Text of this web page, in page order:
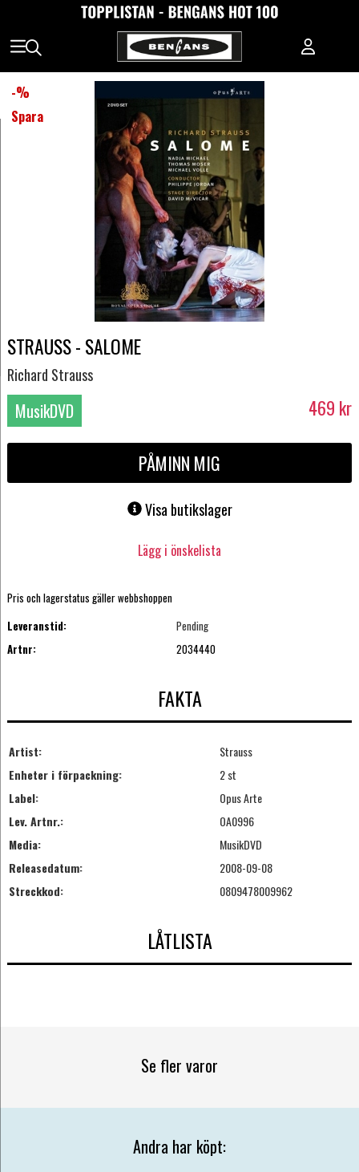
-%
Spara
STRAUSS - SALOME
Richard Strauss
MusikDVD 469 kr
PÅMINN MIG
Visa butikslager
Lägg i önskelista
Pris och lagerstatus gäller webbshoppen
Leveranstid:
Pending
Artnr:
2034440
FAKTA
Artist:
Strauss
Enheter i förpackning:
2 st
Label:
Opus Arte
Lev. Artnr.:
OA0996
Media:
MusikDVD
Releasedatum:
2008-09-08
Streckkod:
0809478009962
LÅTLISTA
Se fler varor
Andra har köpt: